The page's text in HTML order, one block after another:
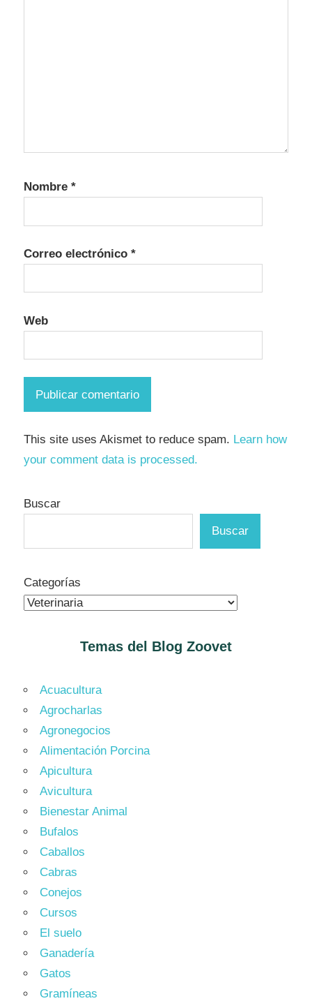
Nombre *
Correo electrónico *
Web
This site uses Akismet to reduce spam. Learn how
your comment data is processed.
Buscar
Buscar
Categorías
Temas del Blog Zoovet
Acuacultura
Agrocharlas
Agronegocios
Alimentación Porcina
Apicultura
Avicultura
Bienestar Animal
Bufalos
Caballos
Cabras
Conejos
Cursos
El suelo
Ganadería
Gatos
Gramíneas